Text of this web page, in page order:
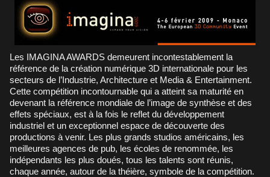
Les IMAGINA AWARDS demeurent incontestablement la
référence de la création numérique 3D internationale pour les
secteurs de l’Industrie, Architecture et Media & Entertainment.
Cette compétition incontournable qui a atteint sa maturité en
devenant la référence mondiale de l’image de synthèse et des
effets spéciaux, est à la fois le reflet du développement
industriel et un exceptionnel espace de découverte des
productions à venir. Les plus grands studios américains, les
meilleures agences de pub, les écoles de renommée, les
indépendants les plus doués, tous les talents sont réunis,
chaque année, autour de la théière, symbole de la compétition.